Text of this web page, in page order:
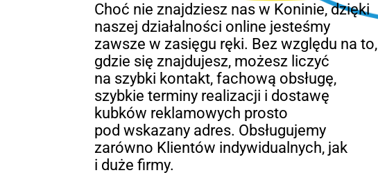
Choć nie znajdziesz nas w Koninie, dzięki
naszej działalności online jesteśmy
zawsze w zasięgu ręki. Bez względu na to,
gdzie się znajdujesz, możesz liczyć
na szybki kontakt, fachową obsługę,
szybkie terminy realizacji i dostawę
kubków reklamowych prosto
pod wskazany adres. Obsługujemy
zarówno Klientów indywidualnych, jak
i duże firmy.